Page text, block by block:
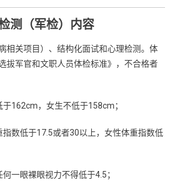
测（军检）‌ 内容
相关项目）、结构化面试和心理检测。体
拔军官和文职人员体检标准》，不合格者
162cm，女生不低于158cm；
数低于17.5或者30以上，女性体重指数低
一眼裸眼视力不得低于4.5；